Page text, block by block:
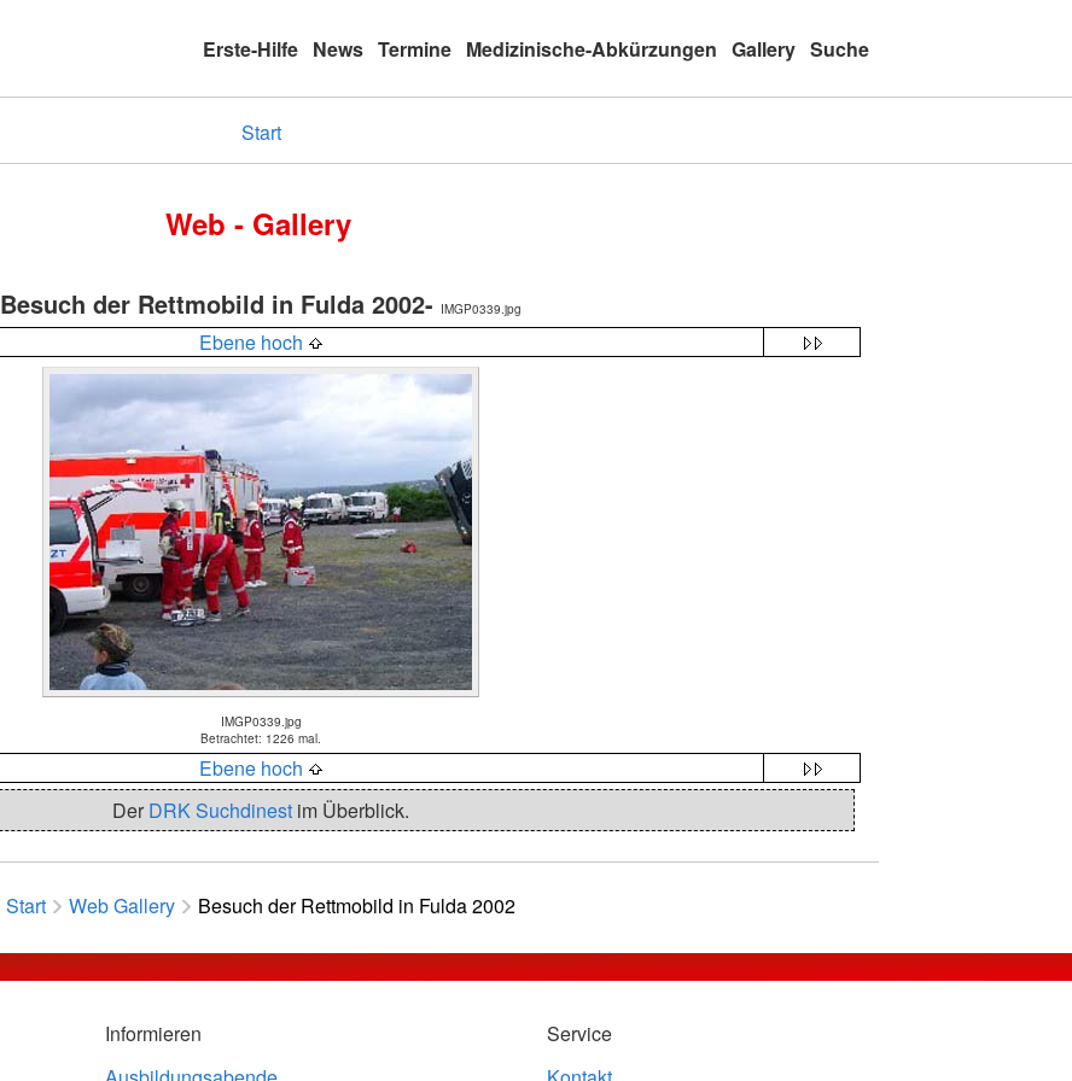
Erste-Hilfe News Termine Medizinische-Abkürzungen Gallery Suche
Start
Web - Gallery
Besuch der Rettmobild in Fulda 2002- IMGP0339.jpg
Ebene hoch
IMGP0339.jpg
Betrachtet: 1226 mal.
Ebene hoch
Der DRK Suchdinest im Überblick.
Start Web Gallery Besuch der Rettmobild in Fulda 2002
Informieren
Service